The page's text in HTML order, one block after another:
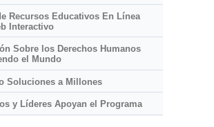
Recursos Educativos En Línea
Interactivo
Sobre los Derechos Humanos
el Mundo
Soluciones a Millones
y Líderes Apoyan el Programa